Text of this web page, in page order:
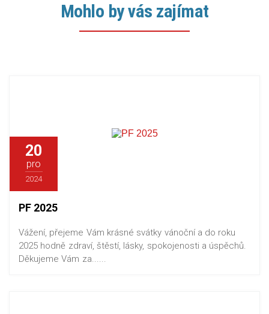
Mohlo by vás zajímat
20
pro
2024
PF 2025
Vážení, přejeme Vám krásné svátky vánoční a do roku
2025 hodně zdraví, štěstí, lásky, spokojenosti a úspěchů.
Děkujeme Vám za......